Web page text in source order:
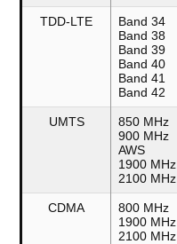
TDD-LTE
Band 34
Band 38
Band 39
Band 40
Band 41
Band 42
UMTS
850 MHz
900 MHz
AWS
1900 MHz
2100 MHz
CDMA
800 MHz
1900 MHz
2100 MHz